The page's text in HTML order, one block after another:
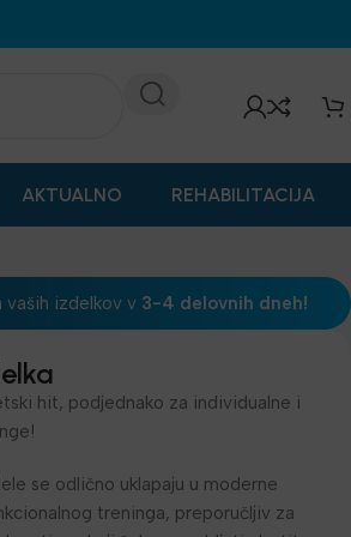
AKTUALNO REHABILITACIJA
vaših izdelkov v 3-4 delovnih dneh!
hit, podjednako za individualne i
se odlično uklapaju u moderne
treninga, preporučljiv za